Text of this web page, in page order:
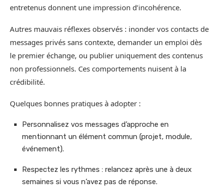
entretenus donnent une impression d’incohérence.
Autres mauvais réflexes observés : inonder vos contacts de
messages privés sans contexte, demander un emploi dès
le premier échange, ou publier uniquement des contenus
non professionnels. Ces comportements nuisent à la
crédibilité.
Quelques bonnes pratiques à adopter :
Personnalisez vos messages d’approche en
mentionnant un élément commun (projet, module,
événement).
Respectez les rythmes : relancez après une à deux
semaines si vous n’avez pas de réponse.